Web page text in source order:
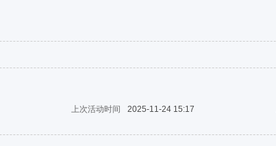
上次活动时间 2025-11-24 15:17